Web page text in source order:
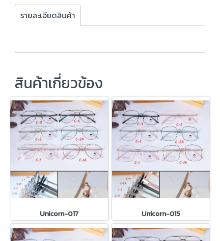
รายละเอียดสินค้า
สินค้าเกี่ยวข้อง
Unicorn-017 Unicorn-015